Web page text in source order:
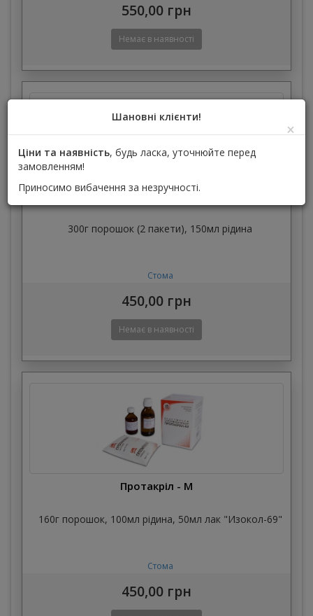
550,00 грн
Пластмаса безбарвна
300г порошок (2 пакети), 150мл рідина
Стома
450,00 грн
Протакріл - М
160г порошок, 100мл рідина, 50мл лак "Изокол-69"
Стома
450,00 грн
Шановні клієнти!
×
Ціни та наявність, будь ласка, уточнюйте перед
замовленням!
Приносимо вибачення за незручності.